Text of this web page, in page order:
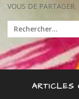
VOUS DE PARTAGER.
Rechercher :
ARTICLES